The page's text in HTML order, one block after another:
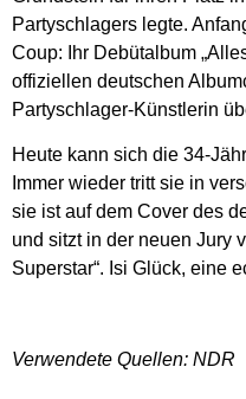
Partyschlagers legte.
Coup: Ihr Debütalbum
offiziellen deutschen
Partyschlager-Künstlerin
Heute kann sich die 34-
Immer wieder tritt sie in
sie ist auf dem Cover des
und sitzt in der neuen Jury
Superstar“. Isi Glück, eine
Verwendete Quellen: NDR